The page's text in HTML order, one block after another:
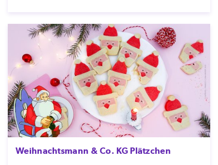
Weihnachtsmann & Co. KG Plätzchen